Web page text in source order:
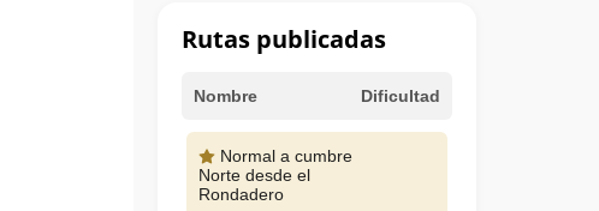
Rutas publicadas
Nombre Dificultad
Normal a cumbre
Norte desde el
Rondadero